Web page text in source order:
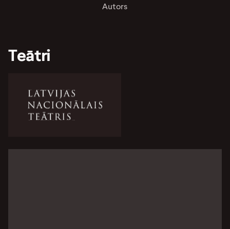
Autors
Teātri